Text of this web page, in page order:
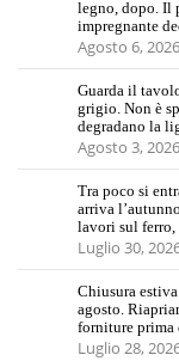
legno, dopo. Il
impregnante
Agosto 6, 2026
Guarda il
grigio. Non è
degradano la
Agosto 3, 2026
Tra poco si
arriva
lavori sul
Luglio 30,
Chiusura
agosto.
forniture
Luglio 28,